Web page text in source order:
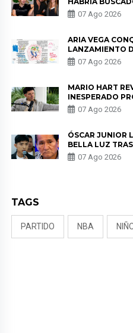
HEREDIA CON
DE LAS PARTES
07 Ago 2026
ARIA VEGA
LANZAMIENTO
07 Ago 2026
MARIO HART
INESPERADO
SALUD ANTES
KORINA: “ME
07 Ago 2026
ÓSCAR JUNIOR
BELLA LUZ
PADRE POR
NALDY SALDAÑA
07 Ago 2026
TAGS
PARTIDO NBA